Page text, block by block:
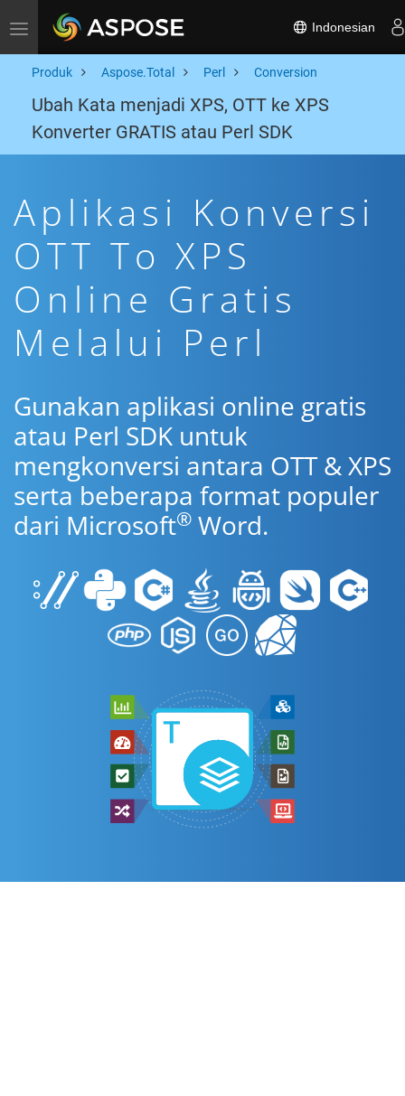
Toggle navigation Indonesian
Produk Aspose.Total Perl Conversion
Ubah Kata menjadi XPS, OTT ke XPS
Konverter GRATIS atau Perl SDK
Aplikasi Konversi
OTT To XPS
Online Gratis
Melalui Perl
Gunakan aplikasi online gratis
atau Perl SDK untuk
mengkonversi antara OTT & XPS
serta beberapa format populer
dari Microsoft® Word.